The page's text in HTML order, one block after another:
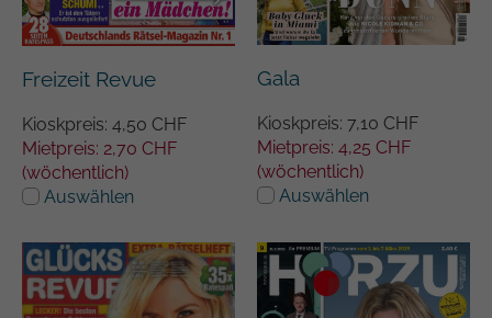
Freizeit Revue
Kioskpreis: 4,50 CHF
Mietpreis: 2,70 CHF
(wöchentlich)
Auswählen
Gala
Kioskpreis: 7,10 CHF
Mietpreis: 4,25 CHF
(wöchentlich)
Auswählen